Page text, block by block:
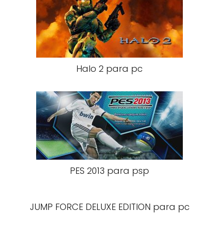
Halo 2 para pc
PES 2013 para psp
JUMP FORCE DELUXE EDITION para pc